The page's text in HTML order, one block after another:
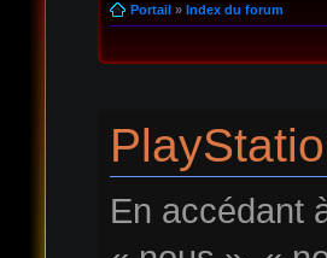
Portail» Index du forum
En accédant